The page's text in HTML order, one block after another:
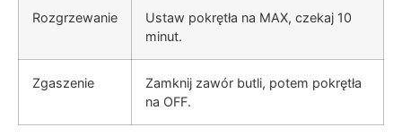
Rozgrzewanie
Ustaw pokrętła na MAX, czekaj 10
minut.
Zgaszenie
Zamknij zawór butli, potem pokrętła
na OFF.